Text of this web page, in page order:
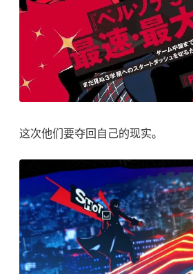
这次他们要夺回自己的现实。